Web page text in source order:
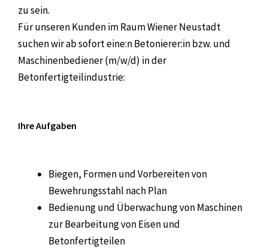
zu sein.
Für unseren Kunden im Raum Wiener Neustadt
suchen wir ab sofort eine:n Betonierer:in bzw. und
Maschinenbediener (m/w/d) in der
Betonfertigteilindustrie:
Ihre Aufgaben
Biegen, Formen und Vorbereiten von
Bewehrungsstahl nach Plan
Bedienung und Überwachung von Maschinen
zur Bearbeitung von Eisen und
Betonfertigteilen